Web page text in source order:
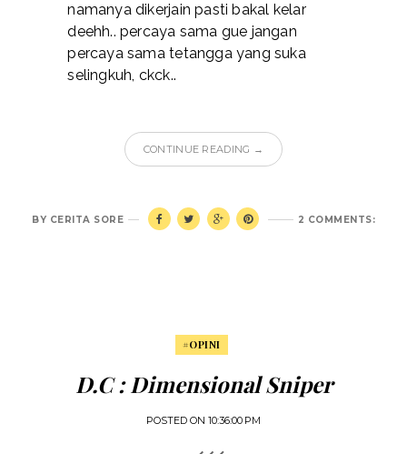
namanya dikerjain pasti bakal kelar
deehh.. percaya sama gue jangan
percaya sama tetangga yang suka
selingkuh, ckck..
CONTINUE READING →
2 COMMENTS:
BY CERITA SORE
#OPINI
D.C : Dimensional Sniper
POSTED ON 10:36:00 PM